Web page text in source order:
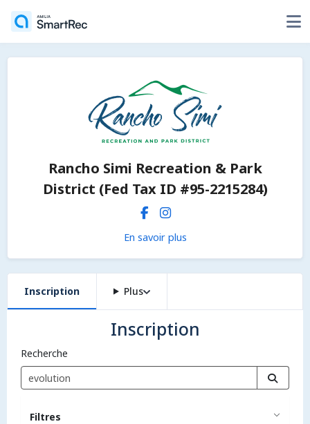
Rancho Simi Recreation & Park
District (Fed Tax ID #95-2215284)
En savoir plus
Inscription Plus
Inscription
Recherche
Filtres